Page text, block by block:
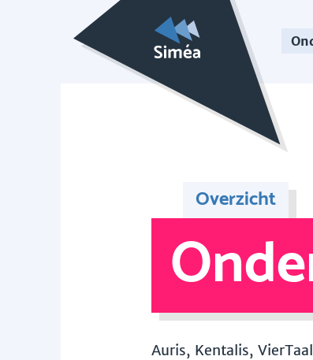
Overzicht
Auris, Kentalis,